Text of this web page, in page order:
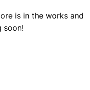
is in the works and
soon!